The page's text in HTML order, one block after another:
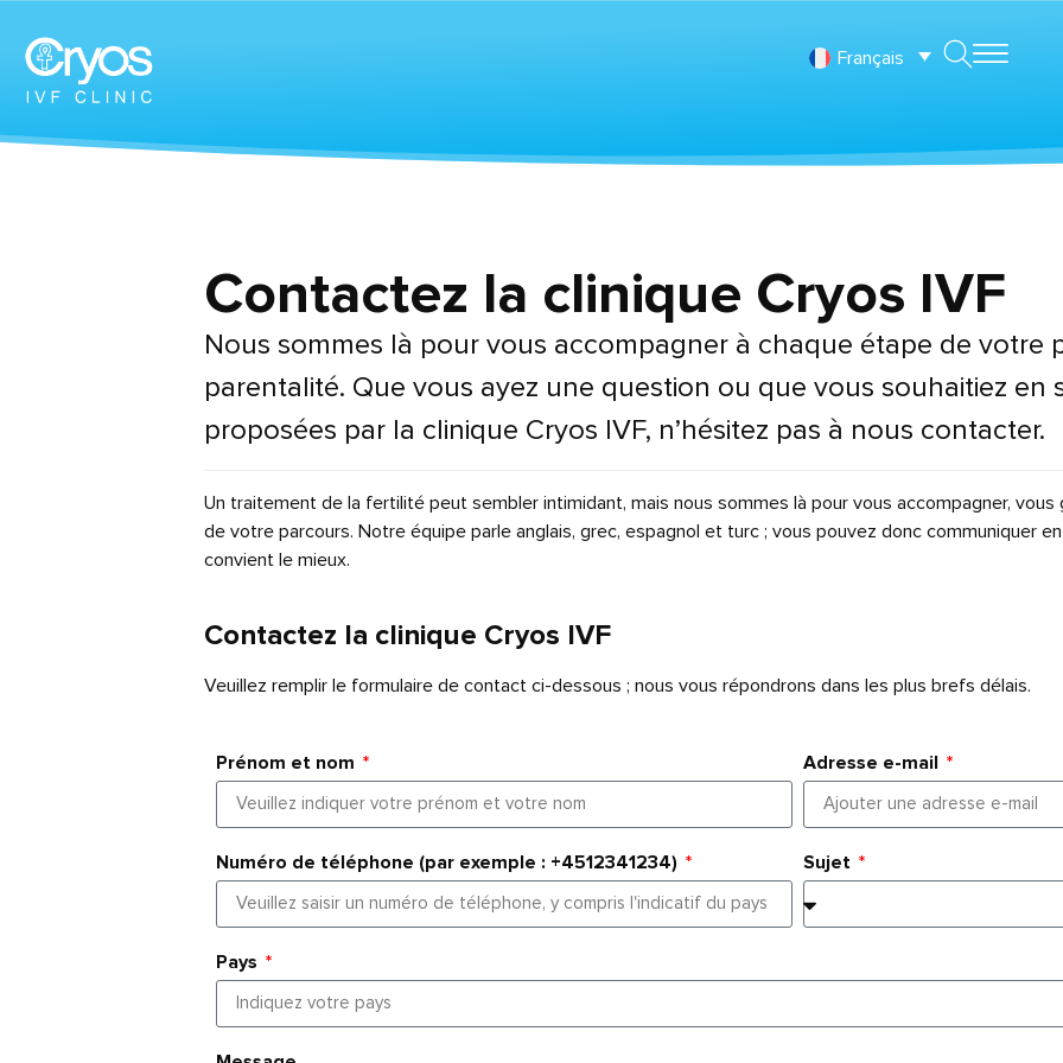
Français
Contactez la clinique Cryos IVF
Nous sommes là pour vous accompagner à chaque étape de votre
parentalité. Que vous ayez une question ou que vous souhaitiez en
proposées par la clinique Cryos IVF, n’hésitez pas à nous contacter.
Un traitement de la fertilité peut sembler intimidant, mais nous sommes là pour vous accompagner,
de votre parcours. Notre équipe parle anglais, grec, espagnol et turc ; vous pouvez donc communiquer
convient le mieux.
Contactez la clinique Cryos IVF
Veuillez remplir le formulaire de contact ci-dessous ; nous vous répondrons dans les plus brefs délais.
Prénom et nom Adresse e-mail
Numéro de téléphone (par exemple : +4512341234) Sujet
Pays